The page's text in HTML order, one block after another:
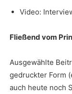
Video:
Fließend vom
Ausgewählte
gedruckter Form
auch heute noch